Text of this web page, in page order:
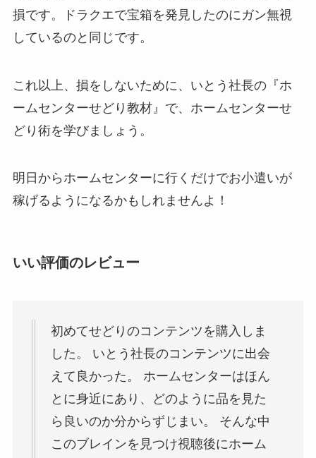
損です。ドラクエで宝箱を発見したのにガン無視
しているのと同じです。
これ以上、損をしないために、いとう社長の『ホ
ームセンターせどり教材』で、ホームセンターせ
どり術を学びましょう。
明日からホームセンターに行くだけでお小遣いが
稼げるようになるかもしれませんよ！
いい評価のレビュー
初めてせどりのコンテンツを購入しま
した。 いとう社長のコンテンツに出会
えて良かった。 ホームセンターはほん
とに身近にあり、どのように品を見た
ら良いのか分からずじまい。 そんな中
このブレインを見つけ視聴後にホーム